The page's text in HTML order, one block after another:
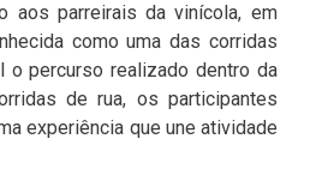
aos parreirais da vinícola, em
como uma das corridas
o percurso realizado dentro da
de rua, os participantes
experiência que une atividade